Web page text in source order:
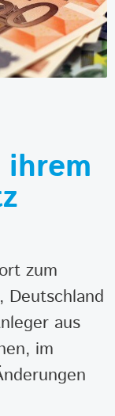
zum
Deutschland
aus
im